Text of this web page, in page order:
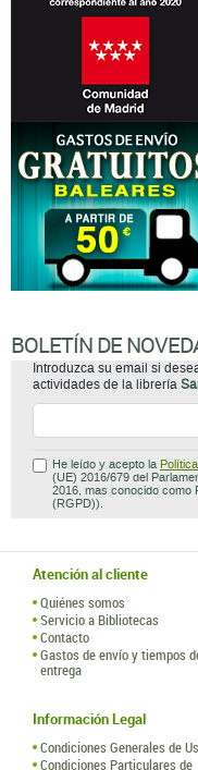
BOLETÍN DE
Introduzca su email si
actividades de la librería
He leído y acepto la
(UE) 2016/679 del
2016, mas conocido como
(RGPD)).
Atención al cliente
Quiénes somos
Servicio a Bibliotecas
Contacto
Gastos de envío y tiempos
entrega
Información Legal
Condiciones Generales de
Condiciones Particulares de